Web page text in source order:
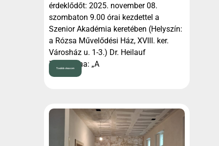
érdeklődőt: 2025. november 08.
szombaton 9.00 órai kezdettel a
Szenior Akadémia keretében (Helyszín:
a Rózsa Művelődési Ház, XVIII. ker.
Városház u. 1-3.) Dr. Heilauf
Zsuzsanna: „A
Tovább olvasom